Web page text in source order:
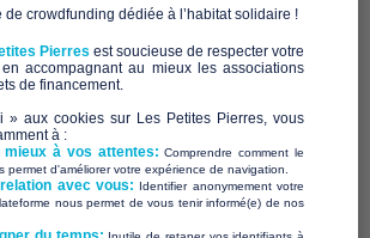
d’un centre
d’urgence à
Lyon
centre d’hébergement
35 personnes en situation de grande
dans des « Algéco »,
a fait appel
de crowdfunding dédiée à l’habitat solidaire !
Pierres est soucieuse de respecter votre
accompagnant au mieux les associations
de financement.
» aux cookies sur Les Petites Pierres, vous
à :
mieux à vos attentes:Comprendre comment le
permet d'améliorer votre expérience de navigation.
avec vous: Identifier anonymement votre
nous permet de vous tenir informé(e) de nos